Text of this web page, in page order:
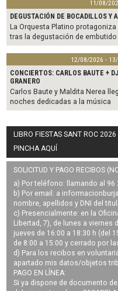
11/08/
DEGUSTACIÓN DE BOCADILLOS Y
La Orquesta Platino
tras la degustación de embutido
12/08/2026 -
CONCIERTOS: CARLOS BAUTE +
GRANERO
Carlos Baute y Maldita Nerea
noches dedicadas a la música
LIBRO FIESTAS SANT ROC 2026
PINCHA AQUÍ
SOLICITUD Y PAGO RECIBOS
a) Por teléfono: llamando al 96
b) Por email: a
nombre, apellidos y DNI del
c) Presencialmente: en la
Libertad, 7), de lunes a viernes
jueves de 16:00 a 18:30 h (del
de 8:00 a 15:00 y cerrado por
d) Para los recibos en
apartado mis datos/objetos
PAGO EN LÍNEA:
Si ya dispone de documento